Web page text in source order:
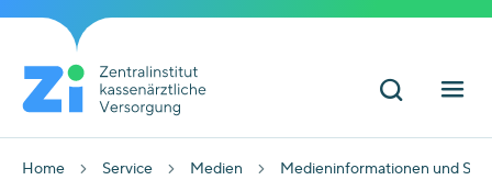
Home Service Medien Medieninformationen und